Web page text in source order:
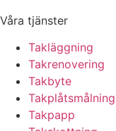
Våra tjänster
Takläggning
Takrenovering
Takbyte
Takplåtsmålning
Takpapp